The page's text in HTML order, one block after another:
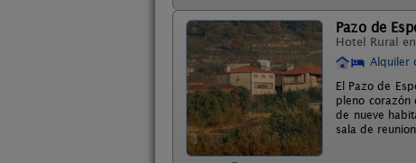
Pazo de
Hotel Rural en
Alquiler
El Pazo de
pleno corazón
de nueve
sala de